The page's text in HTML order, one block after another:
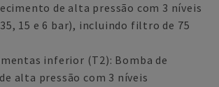
de alta pressão com 3 níveis
15 e 6 bar), incluindo filtro de 75
inferior (T2): Bomba de
alta pressão com 3 níveis